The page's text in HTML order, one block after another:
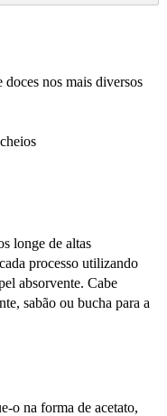
doces nos mais diversos
longe de altas
processo utilizando
absorvente. Cabe
sabão ou bucha para a
o na forma de acetato,